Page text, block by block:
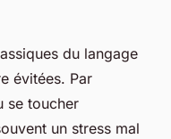
du langage
évitées. Par
se toucher
un stress mal